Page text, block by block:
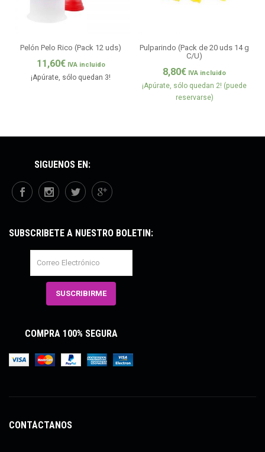
Pelón Pelo Rico (Pack 12 uds)
11,60€ IVA incluido
¡Apúrate, sólo quedan 3!
Pulparindo (Pack de 20 uds 14 g
C/U)
8,80€ IVA incluido
¡Apúrate, sólo quedan 2! (puede
reservarse)
SÍGUENOS EN:
SUBSCRÍBETE A NUESTRO BOLETÍN:
COMPRA 100% SEGURA
CONTÁCTANOS